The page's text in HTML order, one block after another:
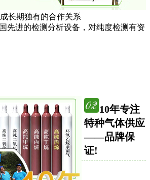
长期独有的合作关系
先进的检测分析设备，对纯度检测有资
10年专注
特种气体供应
——品牌保
证!